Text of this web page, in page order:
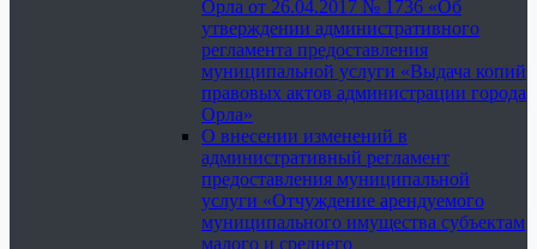
Орла от 26.04.2017 № 1736 «Об
утверждении административного
регламента предоставления
муниципальной услуги «Выдача копий
правовых актов администрации города
Орла»
О внесении изменений в
административный регламент
предоставления муниципальной
услуги «Отчуждение арендуемого
муниципального имущества субъектам
малого и среднего